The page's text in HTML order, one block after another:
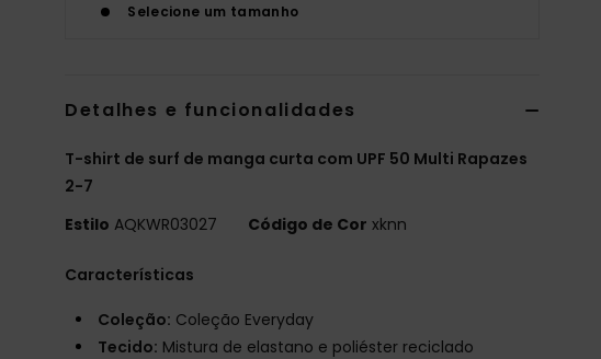
Selecione um tamanho
Detalhes e funcionalidades
T-shirt de surf de manga curta com UPF 50 Multi Rapazes
2-7
Estilo AQKWR03027 Código de Cor xknn
Características
Coleção: Coleção Everyday
Tecido: Mistura de elastano e poliéster reciclado